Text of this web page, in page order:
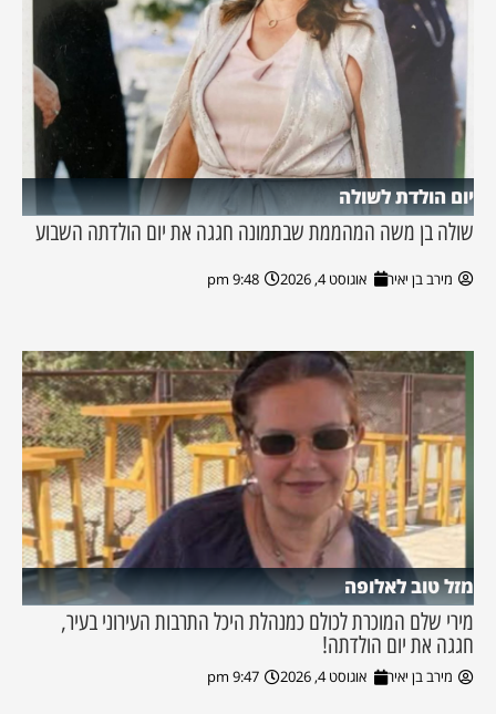
יום הולדת לשולה
שולה בן משה המהממת שבתמונה חגגה את יום הולדתה השבוע
מירב בן יאיר אוגוסט 4, 2026 9:48 pm
מזל טוב לאלופה
מירי שלם המוכרת לכולם כמנהלת היכל התרבות העירוני בעיר,
חגגה את יום הולדתה!
מירב בן יאיר אוגוסט 4, 2026 9:47 pm